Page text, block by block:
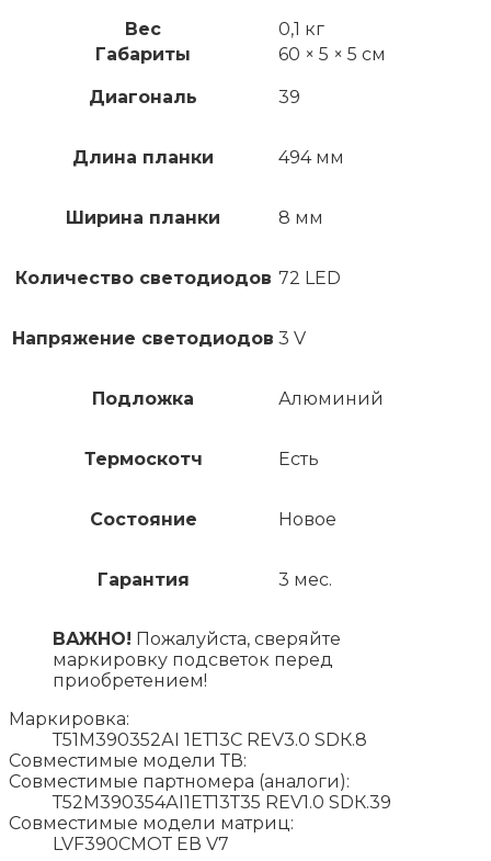
Вес
0,1 кг
Габариты
60 × 5 × 5 см
Диагональ 39
Длина планки 494 мм
Ширина планки 8 мм
Количество светодиодов 72 LED
Напряжение светодиодов 3 V
Подложка Алюминий
Термоскотч Есть
Состояние Новое
Гарантия 3 мес.
ВАЖНО! Пожалуйста, сверяйте
маркировку подсветок перед
приобретением!
Маркировка:
Т51М390352АI 1ЕТ13С RЕV3.0 SDК.8
Совместимые модели ТВ:
Совместимые партномера (аналоги):
Т52М390354АI1ЕТ13Т35 RЕV1.0 SDК.39
Совместимые модели матриц:
LVF390СМОТ ЕВ V7